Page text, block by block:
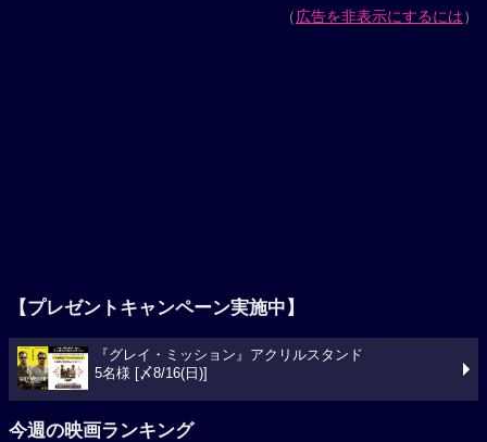
（広告を非表示にするには）
【プレゼントキャンペーン実施中】
『グレイ・ミッション』アクリルスタンド
5名様 [〆8/16(日)]
今週の映画ランキング